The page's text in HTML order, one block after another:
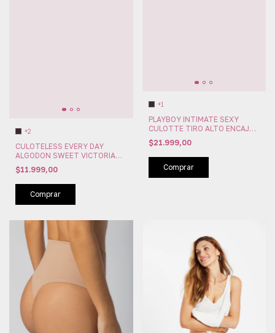
+2
CULOTELESS EVERY DAY
ALGODON SWEET VICTORIAN
(SW183-09)
$11.999,00
Comprar
+1
PLAYBOY INTIMATE SEXY
CULOTTE TIRO ALTO ENCAJE/
TUL STUNNING (PLAY24174)
$21.999,00
Comprar